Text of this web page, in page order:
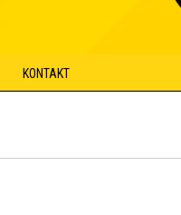
KONTAKT